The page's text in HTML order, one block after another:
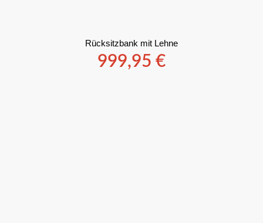
Rücksitzbank mit Lehne
999,95 €